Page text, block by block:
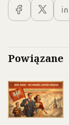
Powiązane